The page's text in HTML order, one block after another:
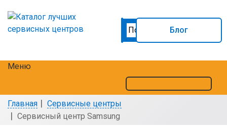
Блог
Меню
Главная
Сервисные центры
Сервисный центр Samsung